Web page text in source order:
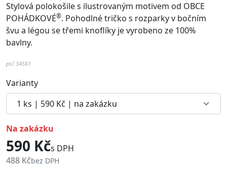
Stylová polokošile s ilustrovaným motivem od OBCE
POHÁDKOVÉ®. Pohodlnétričko s rozparky v bočním
švu a légou se třemi knoflíky je vyrobeno ze 100%
bavlny.
psč 34561
Varianty
na zakázku
590 Kčs DPH
488 Kčbez DPH